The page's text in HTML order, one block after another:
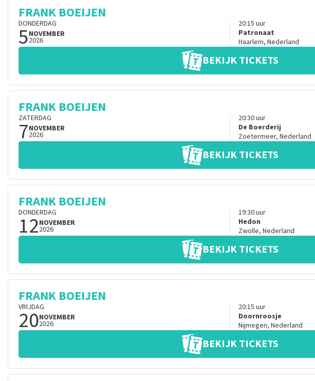
FRANK BOEIJEN
DONDERDAG
5NOVEMBER
2026
20:15 uur
Patronaat
Haarlem, Nederland
BEKIJK TICKETS
FRANK BOEIJEN
ZATERDAG
7NOVEMBER
2026
20:30uur
De Boerderij
Zoetermeer, Nederland
BEKIJK TICKETS
FRANK BOEIJEN
DONDERDAG
12NOVEMBER
2026
19:30uur
Hedon
Zwolle, Nederland
BEKIJK TICKETS
FRANK BOEIJEN
VRIJDAG
20NOVEMBER
2026
20:15 uur
Doornroosje
Nijmegen, Nederland
BEKIJK TICKETS